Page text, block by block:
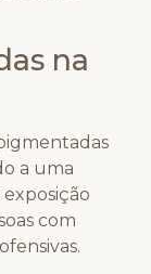
na
a uma
com